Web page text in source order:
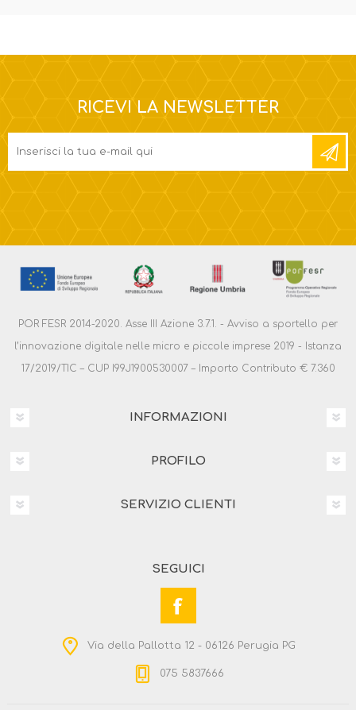
RICEVI LA NEWSLETTER
POR FESR 2014-2020. Asse III Azione 3.7.1. - Avviso a sportello per
l’innovazione digitale nelle micro e piccole imprese 2019 - Istanza
17/2019/TIC – CUP I99J1900530007 – Importo Contributo € 7.360
INFORMAZIONI
PROFILO
SERVIZIO CLIENTI
SEGUICI
Via della Pallotta 12 - 06126 Perugia PG
075 5837666